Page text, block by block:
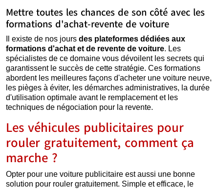
Mettre toutes les chances de son côté avec les
formations d'achat-revente de voiture
Il existe de nos jours des plateformes dédiées aux
formations d'achat et de revente de voiture. Les
spécialistes de ce domaine vous dévoilent les secrets qui
garantissent le succès de cette stratégie. Ces formations
abordent les meilleures façons d'acheter une voiture neuve,
les pièges à éviter, les démarches administratives, la durée
d'utilisation optimale avant le remplacement et les
techniques de négociation pour la revente.
Les véhicules publicitaires pour
rouler gratuitement, comment ça
marche ?
Opter pour une voiture publicitaire est aussi une bonne
solution pour rouler gratuitement. Simple et efficace, le